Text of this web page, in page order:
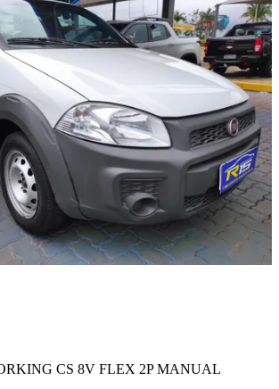
CS 8V FLEX 2P MANUAL